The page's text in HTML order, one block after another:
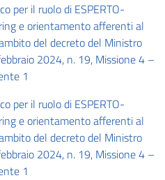
per il ruolo di ESPERTO-
e orientamento afferenti al
del decreto del Ministro
2024, n. 19, Missione 4 –
1
per il ruolo di ESPERTO-
e orientamento afferenti al
del decreto del Ministro
2024, n. 19, Missione 4 –
1